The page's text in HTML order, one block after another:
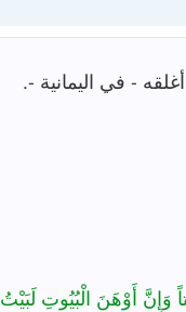
- في اليمانية -.
وَإِنَّ أَوْهَنَ الْبُيُوتِ لَبَيْتُ